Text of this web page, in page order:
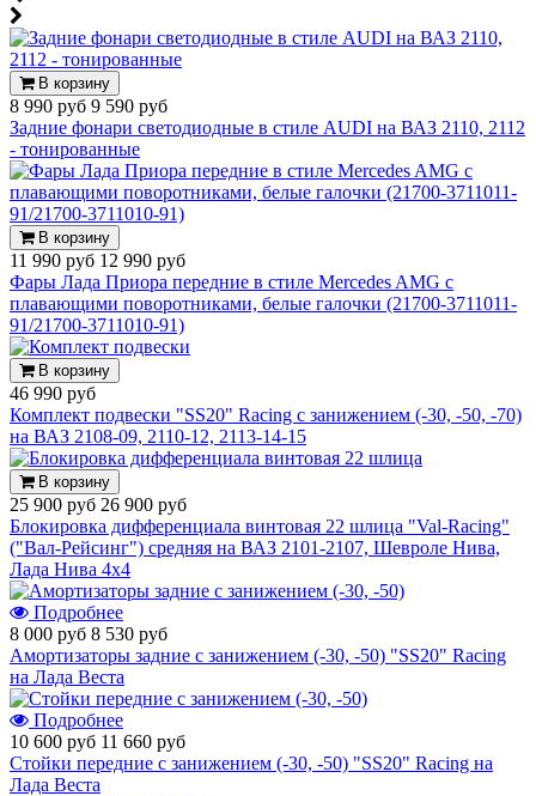
В корзину
8 990 руб 9 590 руб
Задние фонари светодиодные в стиле AUDI на ВАЗ 2110, 2112
- тонированные
В корзину
11 990 руб 12 990 руб
Фары Лада Приора передние в стиле Mercedes AMG с
плавающими поворотниками, белые галочки (21700-3711011-
91/21700-3711010-91)
В корзину
46 990 руб
Комплект подвески "SS20" Racing с занижением (-30, -50, -70)
на ВАЗ 2108-09, 2110-12, 2113-14-15
В корзину
25 900 руб 26 900 руб
Блокировка дифференциала винтовая 22 шлица "Val-Racing"
("Вал-Рейсинг") средняя на ВАЗ 2101-2107, Шевроле Нива,
Лада Нива 4х4
Подробнее
8 000 руб 8 530 руб
Амортизаторы задние с занижением (-30, -50) "SS20" Racing
на Лада Веста
Подробнее
10 600 руб 11 660 руб
Стойки передние с занижением (-30, -50) "SS20" Racing на
Лада Веста